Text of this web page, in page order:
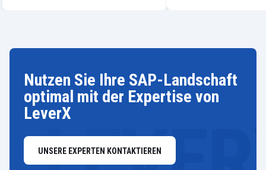
Nutzen Sie Ihre SAP-Landschaft
optimal mit der Expertise von
LeverX
UNSERE EXPERTEN KONTAKTIEREN